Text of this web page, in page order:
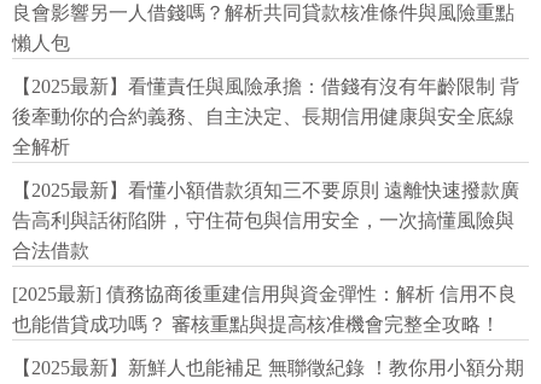
良會影響另一人借錢嗎？解析共同貸款核准條件與風險重點
懶人包
【2025最新】看懂責任與風險承擔：借錢有沒有年齡限制 背
後牽動你的合約義務、自主決定、長期信用健康與安全底線
全解析
【2025最新】看懂小額借款須知三不要原則 遠離快速撥款廣
告高利與話術陷阱，守住荷包與信用安全，一次搞懂風險與
合法借款
[2025最新] 債務協商後重建信用與資金彈性：解析 信用不良
也能借貸成功嗎？ 審核重點與提高核准機會完整全攻略！
【2025最新】新鮮人也能補足 無聯徵紀錄 ！教你用小額分期